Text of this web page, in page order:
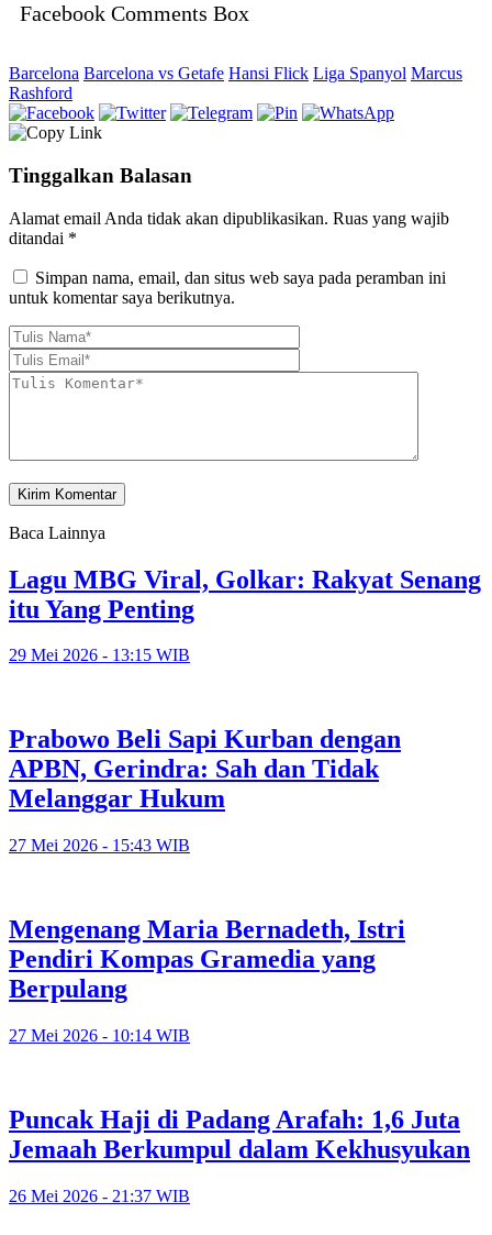
Facebook Comments Box
Barcelona Barcelona vs Getafe Hansi Flick Liga Spanyol Marcus
Rashford
Tinggalkan Balasan
Alamat email Anda tidak akan dipublikasikan. Ruas yang wajib
ditandai *
Simpan nama, email, dan situs web saya pada peramban ini
untuk komentar saya berikutnya.
Baca Lainnya
Lagu MBG Viral, Golkar: Rakyat Senang
itu Yang Penting
29 Mei 2026 - 13:15 WIB
Prabowo Beli Sapi Kurban dengan
APBN, Gerindra: Sah dan Tidak
Melanggar Hukum
27 Mei 2026 - 15:43 WIB
Mengenang Maria Bernadeth, Istri
Pendiri Kompas Gramedia yang
Berpulang
27 Mei 2026 - 10:14 WIB
Puncak Haji di Padang Arafah: 1,6 Juta
Jemaah Berkumpul dalam Kekhusyukan
26 Mei 2026 - 21:37 WIB